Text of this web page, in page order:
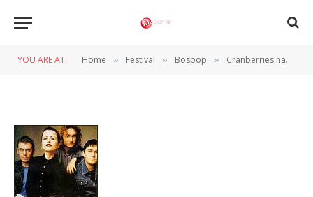
YOU ARE AT: Home » Festival » Bospop » Cranberries naar Nederland